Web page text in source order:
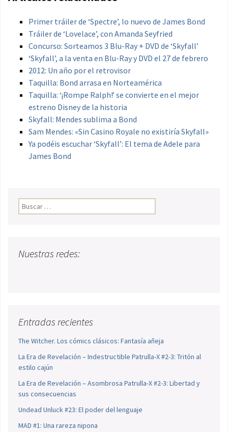
Primer tráiler de ‘Spectre’, lo nuevo de James Bond
Tráiler de ‘Lovelace’, con Amanda Seyfried
Concurso: Sorteamos 3 Blu-Ray + DVD de ‘Skyfall’
‘Skyfall’, a la venta en Blu-Ray y DVD el 27 de febrero
2012: Un año por el retrovisor
Taquilla: Bond arrasa en Norteamérica
Taquilla: ‘¡Rompe Ralph!’ se convierte en el mejor
estreno Disney de la historia
Skyfall: Mendes sublima a Bond
Sam Mendes: «Sin Casino Royale no existiría Skyfall»
Ya podéis escuchar ‘Skyfall’: El tema de Adele para
James Bond
Buscar:
Nuestras redes:
Entradas recientes
The Witcher. Los cómics clásicos: Fantasía añeja
La Era de Revelación – Indestructible Patrulla-X #2-3: Tritón al
estilo cajún
La Era de Revelación – Asombrosa Patrulla-X #2-3: Libertad y
sus consecuencias
Undead Unluck #23: El poder del lenguaje
MAD #1: Una rareza nipona